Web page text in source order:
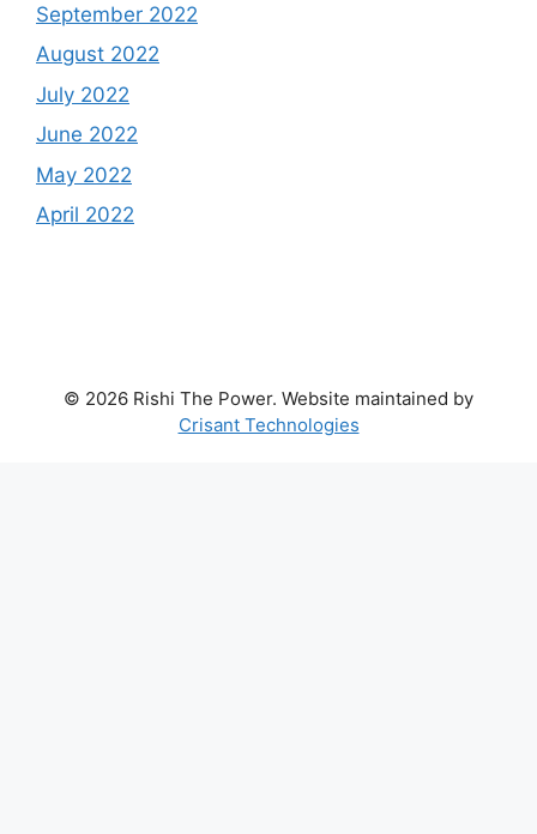
September 2022
August 2022
July 2022
June 2022
May 2022
April 2022
© 2026 Rishi The Power. Website maintained by
Crisant Technologies